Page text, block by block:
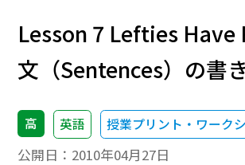
Lesson 7 Lefties Have
文（Sentences）の書
高 英語 授業プリント・ワーク
公開日： 2010年04月27日